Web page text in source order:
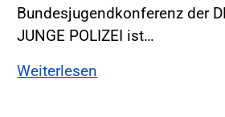
Bundesjugendkonferenz der
JUNGE POLIZEI ist…
Weiterlesen